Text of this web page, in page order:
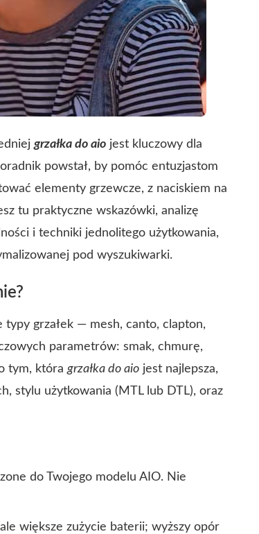
grzałka do aio jest kluczowy dla
powstał, by pomóc entuzjastom
elementy grzewcze, z naciskiem na
tu praktyczne wskazówki, analizę
i techniki jednolitego użytkowania,
pod wyszukiwarki.
grzałek — mesh, canto, clapton,
parametrów: smak, chmurę,
tym, któragrzałka do aio jest najlepsza,
stylu użytkowania (MTL lub DTL), oraz
do Twojego modelu AIO. Nie
większe zużycie baterii; wyższy opór